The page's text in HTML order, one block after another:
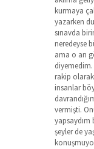
kurmaya
yazarken
sınavda
neredeyse
ama o an
rakip
insanlar
vermişti.
şeyler de